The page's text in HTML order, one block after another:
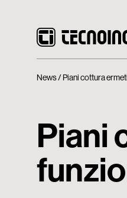
News Piani cottura
Piani